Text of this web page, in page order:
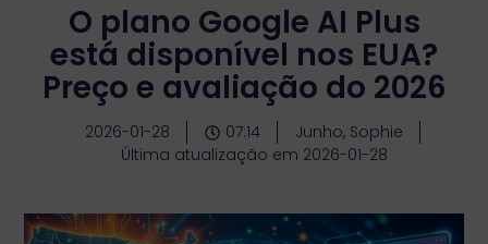
O plano Google AI Plus
está disponível nos EUA?
Preço e avaliação do 2026
2026-01-28 07:14
Junho, Sophie
Última atualização em 2026-01-28